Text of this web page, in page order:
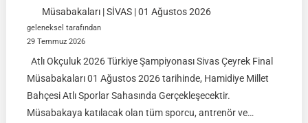
Müsabakaları | SİVAS | 01 Ağustos 2026
geleneksel tarafından
29 Temmuz 2026
Atlı Okçuluk 2026 Türkiye Şampiyonası Sivas Çeyrek Final
Müsabakaları 01 Ağustos 2026 tarihinde, Hamidiye Millet
Bahçesi Atlı Sporlar Sahasında Gerçekleşecektir.
Müsabakaya katılacak olan tüm sporcu, antrenör ve…